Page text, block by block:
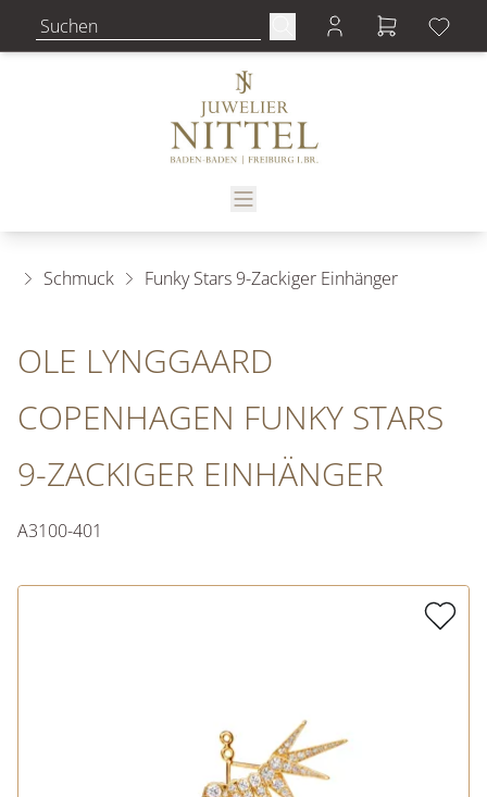
Schmuck Funky Stars 9-Zackiger Einhänger
OLE LYNGGAARD
COPENHAGEN FUNKY STARS
9-ZACKIGER EINHÄNGER
A3100-401